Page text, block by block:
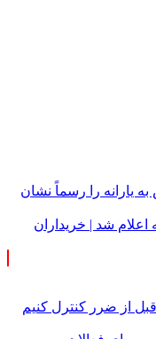
یارانه را رسماً نشان
شد | خریداران
از ضرر کنترل کنیم